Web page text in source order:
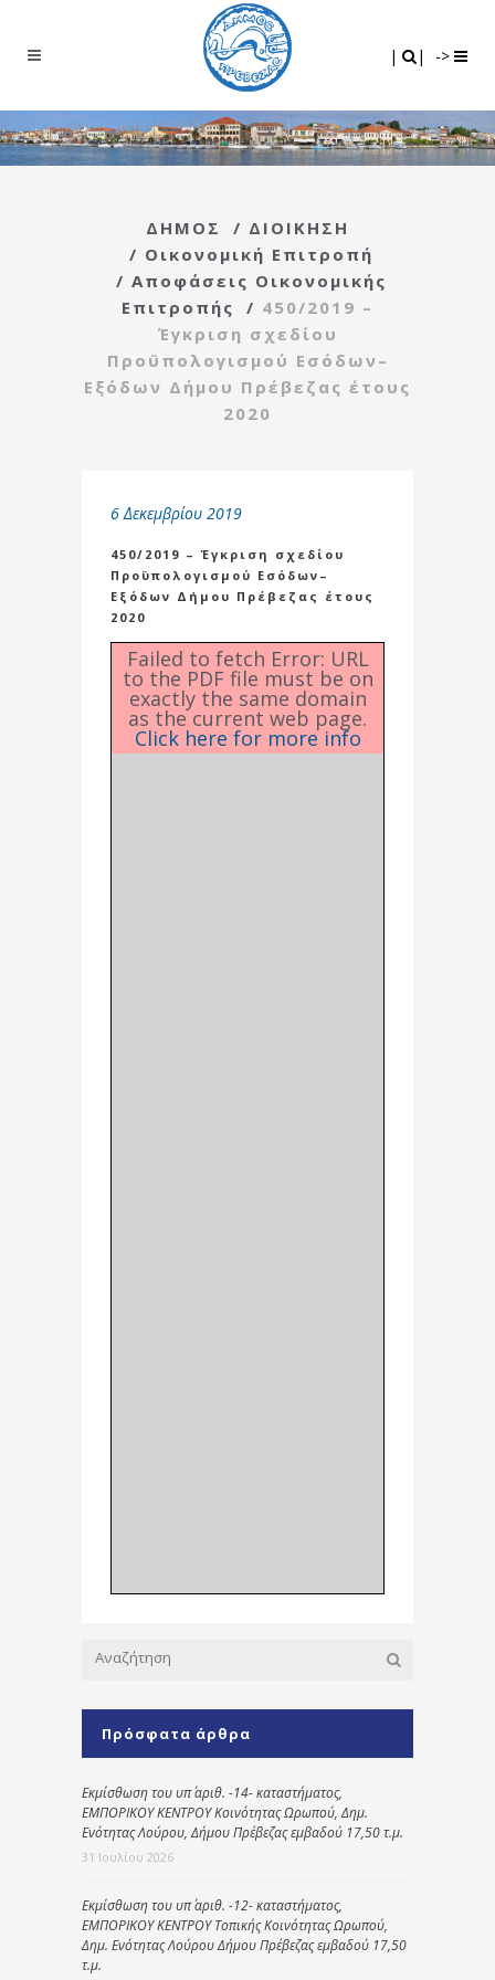
| | ->
ΔΗΜΟΣ / ΔΙΟΙΚΗΣΗ
/ Οικονομική Επιτροπή
/ Αποφάσεις Οικονομικής
Επιτροπής
/ 450/2019 –
Έγκριση σχεδίου
Προϋπολογισμού Εσόδων–
Εξόδων Δήμου Πρέβεζας έτους
2020
6 Δεκεμβρίου 2019
450/2019 – Έγκριση σχεδίου
Προϋπολογισμού Εσόδων–
Εξόδων Δήμου Πρέβεζας έτους
2020
Failed to fetch Error: URL
to the PDF file must be on
exactly the same domain
as the current web page.
Click here for more info
Πρόσφατα άρθρα
Εκμίσθωση του υπ΄ αριθ. -14- καταστήματος,
ΕΜΠΟΡΙΚΟΥ ΚΕΝΤΡΟΥ Κοινότητας Ωρωπού, Δημ.
Ενότητας Λούρου, Δήμου Πρέβεζας εμβαδού 17,50 τ.μ.
31 Ιουλίου 2026
Εκμίσθωση του υπ΄ αριθ. -12- καταστήματος,
ΕΜΠΟΡΙΚΟΥ ΚΕΝΤΡΟΥ Τοπικής Κοινότητας Ωρωπού,
Δημ. Ενότητας Λούρου Δήμου Πρέβεζας εμβαδού 17,50
τ.μ.